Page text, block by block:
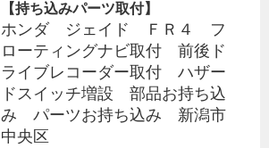
【持ち込みパーツ取付】
ホンダ ジェイド ＦＲ４ フ
ローティングナビ取付 前後ド
ライブレコーダー取付 ハザー
ドスイッチ増設 部品お持ち込
み パーツお持ち込み 新潟市
中央区